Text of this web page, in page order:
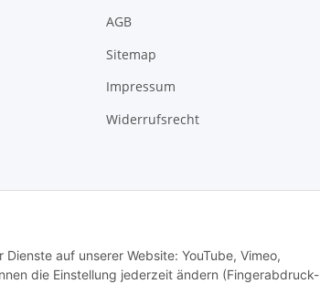
auf unserer Website: YouTube, Vimeo,
die Einstellung jederzeit ändern (Fingerabdruck-
AGB
Sitemap
Impressum
Widerrufsrecht